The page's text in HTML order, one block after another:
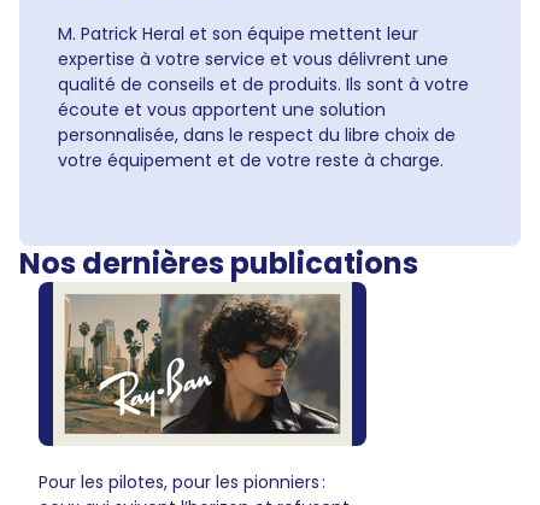
M. Patrick Heral et son équipe mettent leur
expertise à votre service et vous délivrent une
qualité de conseils et de produits. Ils sont à votre
écoute et vous apportent une solution
personnalisée, dans le respect du libre choix de
votre équipement et de votre reste à charge.
Nos dernières publications
Pour les pilotes, pour les pionniers :